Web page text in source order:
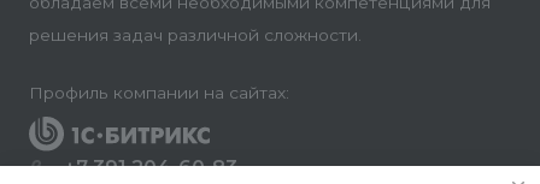
решения задач различной сложности.
Профиль компании на сайтах:
+7 391 204-60-83